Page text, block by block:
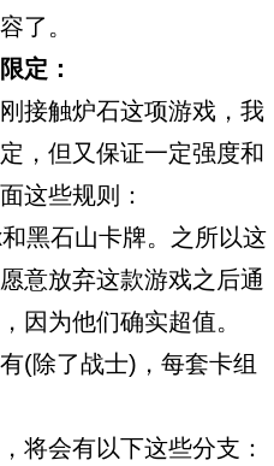
了。
定：
接触炉石这项游戏，我
，但又保证一定强度和
这些规则：
黑石山卡牌。之所以这
意放弃这款游戏之后通
因为他们确实超值。
(除了战士)，每套卡组
将会有以下这些分支：